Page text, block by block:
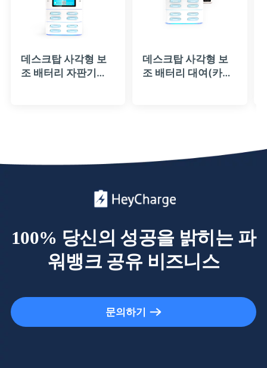
데스크탑 사각형 보
조 배터리 자판기
데스크탑 사각형 보
조 배터리 대여(카드
100% 당신의 성공을 밝히는 파
워뱅크 공유 비즈니스
문의하기